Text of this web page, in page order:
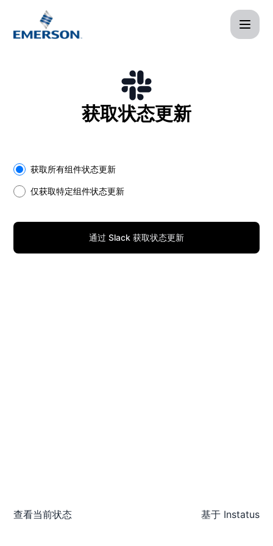
获取状态更新
Select the components you want to receive updates for
获取所有组件状态更新
仅获取特定组件状态更新
通过 Slack 获取状态更新
查看当前状态 基于 Instatus